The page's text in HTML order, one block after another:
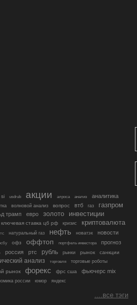
si usdrub акции алроса анализ аналитика
волновой анализ вопрос втб газ газпром
трамп евро золото инвестиции
ключевая ставка цб рф кризис криптовалюта
натуральный газ нефть новатэк новости
офз оффтоп портфель инвестора
прогноз
россия ртс рубль рынки рынок санкции
анализ торговля торговые роботы
рынок форекс фрс сша фьючерс mix
россии юмор яндекс
....все тэги